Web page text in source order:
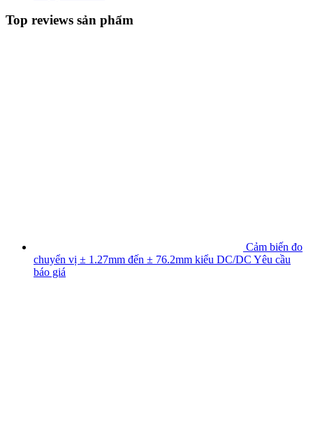
Top reviews sản phẩm
Cảm biến đo
chuyển vị ± 1.27mm đến ± 76.2mm kiểu DC/DC Yêu cầu
báo giá